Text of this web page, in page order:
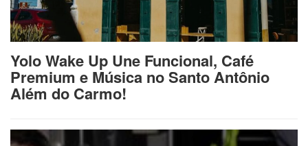
Yolo Wake Up Une Funcional, Café
Premium e Música no Santo Antônio
Além do Carmo!